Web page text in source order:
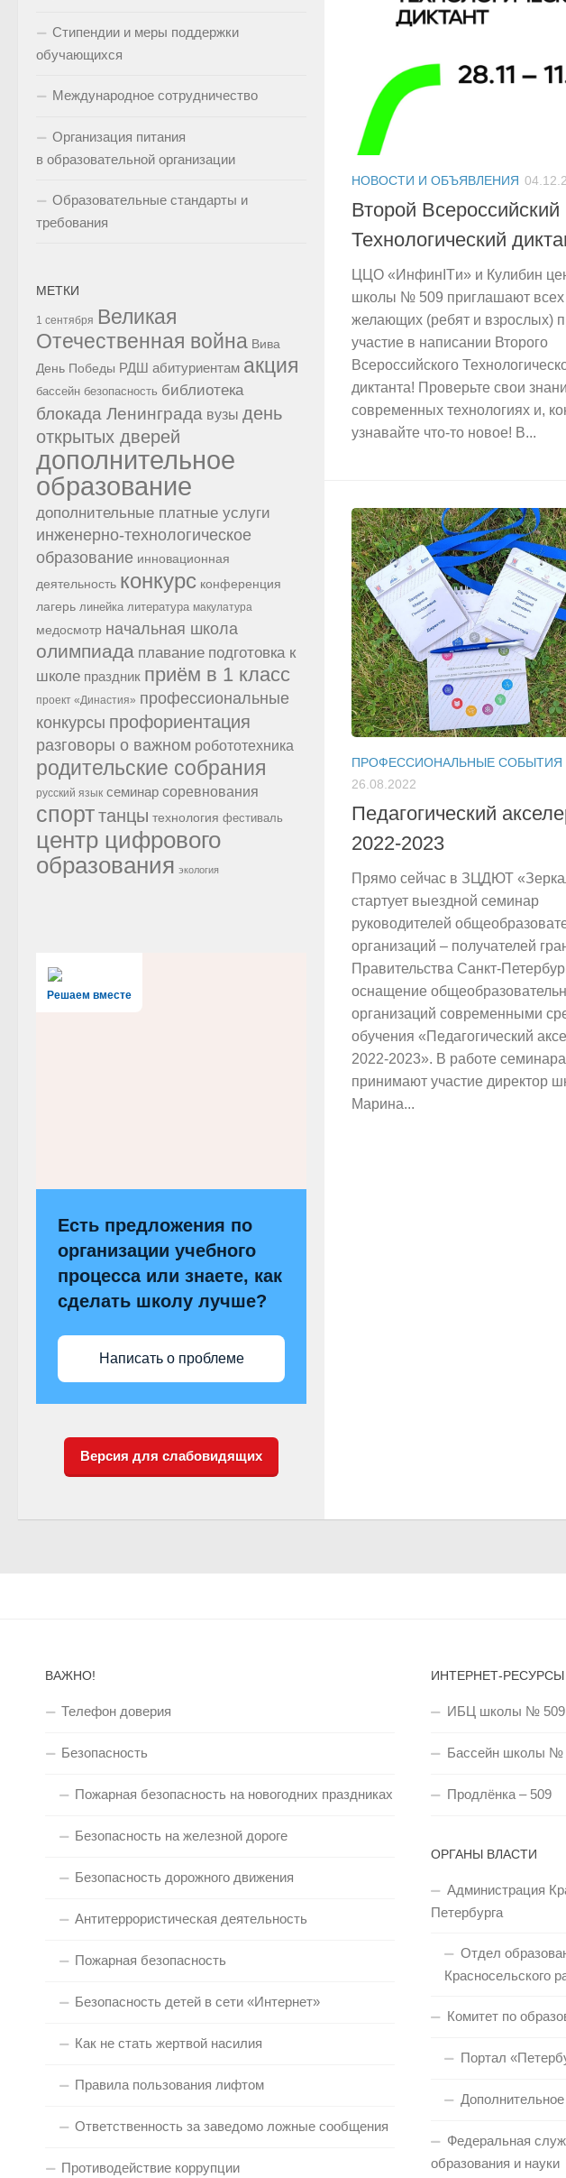
НОВОСТИ И ОБЪЯВЛЕНИЯ
Второй Всероссийский
Технологический
ЦЦО «ИнфинITи» и Кулибин
школы № 509 приглашают всех
желающих (ребят и взрослых)
участие в написании Второго
Всероссийского
диктанта! Проверьте свои
современных технологиях и,
узнавайте что-то новое! В...
ПРОФЕССИОНАЛЬНЫЕ СОБЫТИЯ
26.08.2022
Педагогический
2022-2023
Прямо сейчас в ЗЦДЮТ
стартует выездной семинар
руководителей
организаций – получателей
Правительства Санкт-
оснащение
организаций современными
обучения «Педагогический
2022-2023». В работе семинара
принимают участие директор
Марина...
Стипендии и меры поддержки
обучающихся
Международное сотрудничество
Организация питания
в образовательной организации
Образовательные стандарты и
требования
МЕТКИ
1 сентября Великая
Отечественная война Вива
День Победы РДШ абитуриентам акция
бассейн безопасность библиотека
блокада Ленинграда вузы день
открытых дверей
дополнительное
образование
дополнительные платные услуги
инженерно-технологическое
образование инновационная
деятельность конкурс конференция
лагерь линейка литература макулатура
медосмотр начальная школа
олимпиада плавание подготовка к
школе праздник приём в 1 класс
проект «Династия» профессиональные
конкурсы профориентация
разговоры о важном робототехника
родительские собрания
русский язык семинар соревнования
спорттанцы технология фестиваль
центр цифрового
образования экология
Решаем вместе
Есть предложения по
организации учебного
процесса или знаете, как
сделать школу лучше?
Написать о проблеме
Версия для слабовидящих
ВАЖНО!
Телефон доверия
Безопасность
Пожарная безопасность на новогодних праздниках
Безопасность на железной дороге
Безопасность дорожного движения
Антитеррористическая деятельность
Пожарная безопасность
Безопасность детей в сети «Интернет»
Как не стать жертвой насилия
Правила пользования лифтом
Ответственность за заведомо ложные сообщения
Противодействие коррупции
ИНТЕРНЕТ-РЕСУРСЫ
ИБЦ школы № 509
Бассейн школы №
Продлёнка – 509
ОРГАНЫ ВЛАСТИ
Администрация
Петербурга
Отдел
Красносельского
Комитет по
Портал
Федеральная
образования и науки